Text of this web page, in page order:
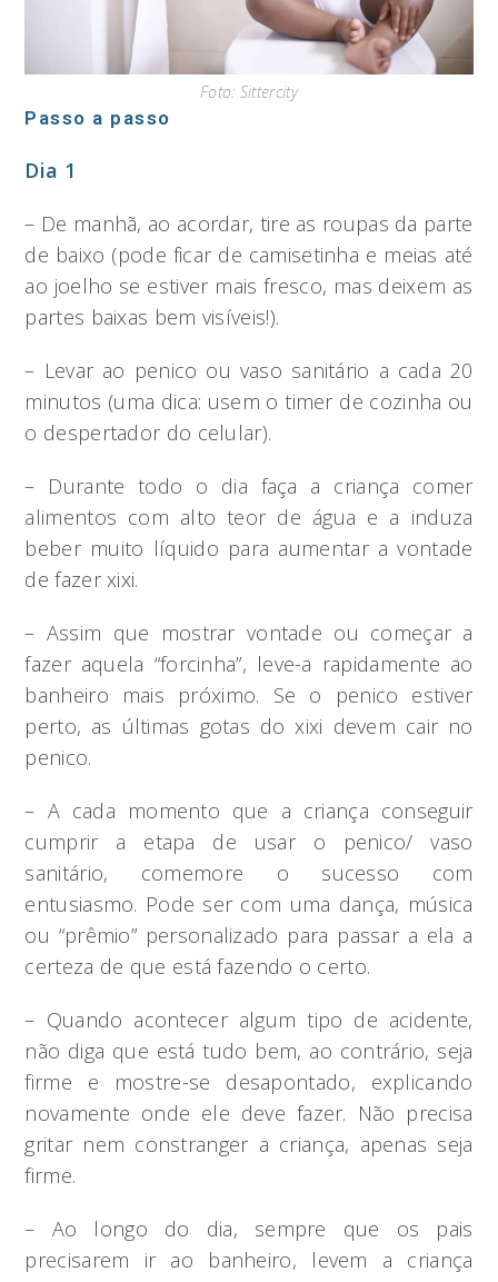
Foto: Sittercity
Passo a passo
Dia 1
– De manhã, ao acordar, tire as roupas da parte
de baixo (pode ficar de camisetinha e meias até
ao joelho se estiver mais fresco, mas deixem as
partes baixas bem visíveis!).
– Levar ao penico ou vaso sanitário a cada 20
minutos (uma dica: usem o timer de cozinha ou
o despertador do celular).
– Durante todo o dia faça a criança comer
alimentos com alto teor de água e a induza
beber muito líquido para aumentar a vontade
de fazer xixi.
– Assim que mostrar vontade ou começar a
fazer aquela “forcinha”, leve-a rapidamente ao
banheiro mais próximo. Se o penico estiver
perto, as últimas gotas do xixi devem cair no
penico.
– A cada momento que a criança conseguir
cumprir a etapa de usar o penico/ vaso
sanitário, comemore o sucesso com
entusiasmo. Pode ser com uma dança, música
ou “prêmio” personalizado para passar a ela a
certeza de que está fazendo o certo.
– Quando acontecer algum tipo de acidente,
não diga que está tudo bem, ao contrário, seja
firme e mostre-se desapontado, explicando
novamente onde ele deve fazer. Não precisa
gritar nem constranger a criança, apenas seja
firme.
– Ao longo do dia, sempre que os pais
precisarem ir ao banheiro, levem a criança